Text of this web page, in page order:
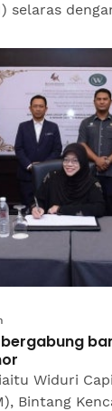
selaras
Widuri
Bintang